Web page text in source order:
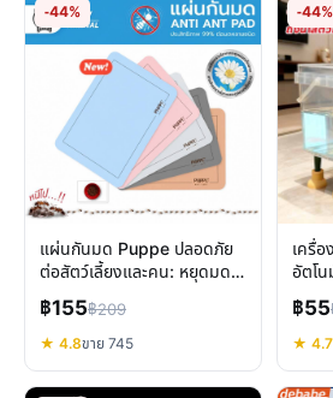
-44%
แผ่นกันมด Puppe ปลอดภัย
ต่อสัตว์เลี้ยงและคน: หยุดมด
กวนใจด้วยนวัตกรรมธรรมชาติ
฿155฿209
★ 4.8ขาย 745
-44%
เครื่
อัตโ
อนามั
฿55
★ 4.7